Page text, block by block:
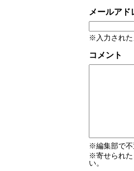
メールアド
入力され
コメント
編集部で
寄せられ
い。